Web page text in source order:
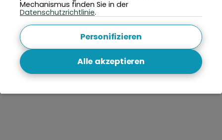
Mechanismus finden Sie in der
Datenschutzrichtlinie.
Personifizieren
Alle akzeptieren